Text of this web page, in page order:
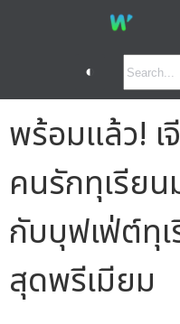
◐
พร้อมแล้ว! เ
คนรักทุเรียน
กับบุฟเฟ่ต์ทุ
สุดพรีเมียม